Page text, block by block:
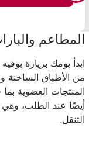
المطاعم
ابدأ يومك بزيارة
من الأطباق الساخنة
المنتجات العضوية
أيضًا عند الطلب، وهي
التنقل.